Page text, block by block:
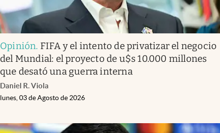
Eventos Corporativos
El Cronista Studio
Mediakit
abre en nueva pestaña
Argentina
Opinión. FIFA y el intento de privatizar el negocio
del Mundial: el proyecto de u$s 10.000 millones
que desató una guerra interna
Daniel R. Viola
lunes, 03 de Agosto de 2026